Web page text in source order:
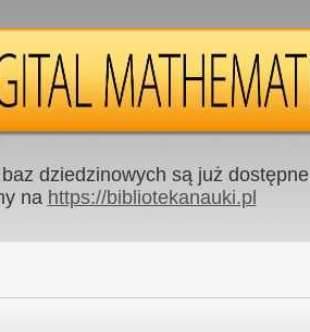
dziedzinowych są już
na https://bibliotekanauki.pl